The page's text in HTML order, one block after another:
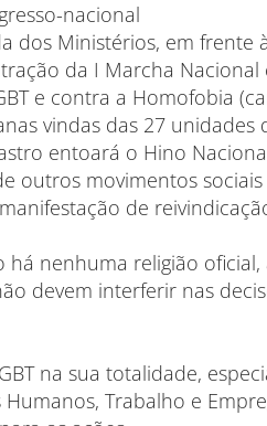
nacional
dos Ministérios, em frente
da I Marcha Nacional
e contra a Homofobia
vindas das 27 unidades
entoará o Hino
outros movimentos
de
nenhuma religião oficial,
devem interferir nas
na sua totalidade,
Trabalho e